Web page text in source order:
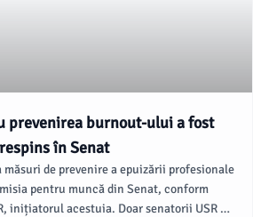
prevenirea burnout-ului a fost
respins în Senat
măsuri de prevenire a epuizării profesionale
pentru muncă din Senat, conform
inițiatorul acestuia. Doar senatorii USR și